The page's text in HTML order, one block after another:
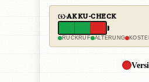
AKKU-CHECK
RÜCKRUF ALTERUNG